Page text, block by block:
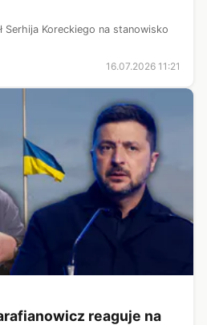
Serhija Koreckiego na stanowisko
16.07.2026 11:21
reaguje na